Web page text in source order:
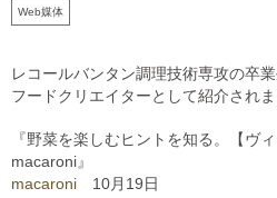
Web媒体
レコールバンタン調理技術専攻の卒
フードクリエイターとして紹介されま
『野菜を楽しむヒントを知る。【ヴ
macaroni』
macaroni 10月19日